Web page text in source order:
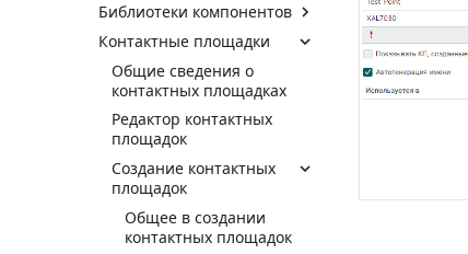
Библиотеки компонентов
Контактные площадки
Общие сведения о
контактных площадках
Редактор контактных
площадок
Создание контактных
площадок
Общее в создании
контактных площадок